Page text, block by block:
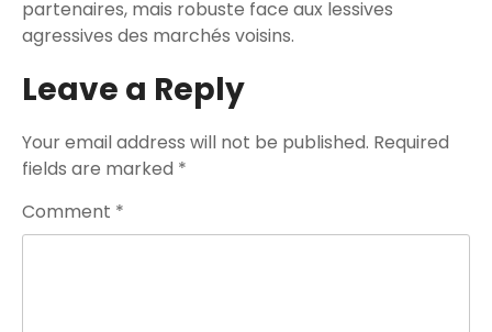
partenaires, mais robuste face aux lessives
agressives des marchés voisins.
Leave a Reply
Your email address will not be published. Required
fields are marked *
Comment *